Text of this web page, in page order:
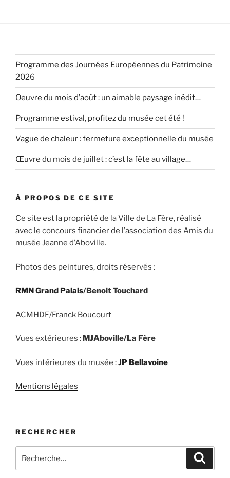
Programme des Journées Européennes du Patrimoine
2026
Oeuvre du mois d’août : un aimable paysage inédit…
Programme estival, profitez du musée cet été !
Vague de chaleur : fermeture exceptionnelle du musée
Œuvre du mois de juillet : c’est la fête au village…
À PROPOS DE CE SITE
Ce site est la propriété de la Ville de La Fère, réalisé
avec le concours financier de l’association des Amis du
musée Jeanne d’Aboville.
Photos des peintures, droits réservés :
RMN Grand Palais/Benoit Touchard
ACMHDF/Franck Boucourt
Vues extérieures : MJAboville/La Fère
Vues intérieures du musée :JP Bellavoine
Mentions légales
RECHERCHER
pour